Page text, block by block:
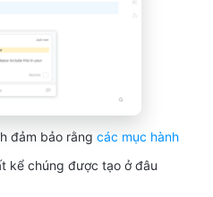
đảm bảo rằng các mục hành
kể chúng được tạo ở đâu